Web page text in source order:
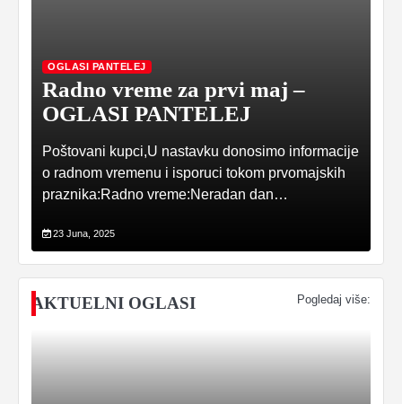
OGLASI PANTELEJ
Radno vreme za prvi maj –
OGLASI PANTELEJ
Poštovani kupci,U nastavku donosimo informacije
o radnom vremenu i isporuci tokom prvomajskih
praznika:Radno vreme:Neradan dan…
23 Juna, 2025
AKTUELNI OGLASI Pogledaj više: